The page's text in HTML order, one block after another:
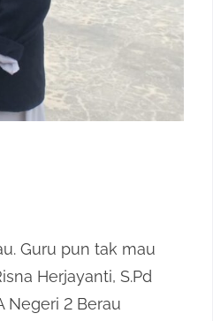
Guru pun tak mau
Herjayanti, S.Pd
Negeri 2 Berau